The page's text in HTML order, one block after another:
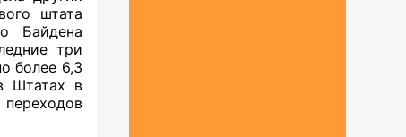
штата
Байдена
три
более 6,3
Штатах в